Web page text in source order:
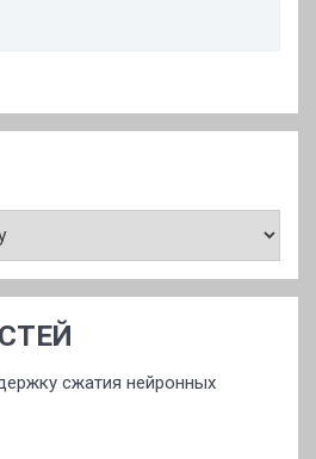
сжатия нейронных